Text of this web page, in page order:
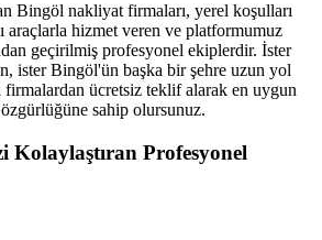
Bingöl nakliyat firmaları, yerel koşulları
araçlarla hizmet veren ve platformumuz
geçirilmiş profesyonel ekiplerdir. İster
ister Bingöl'ün başka bir şehre uzun yol
firmalardan ücretsiz teklif alarak en uygun
sahip olursunuz.
Kolaylaştıran Profesyonel